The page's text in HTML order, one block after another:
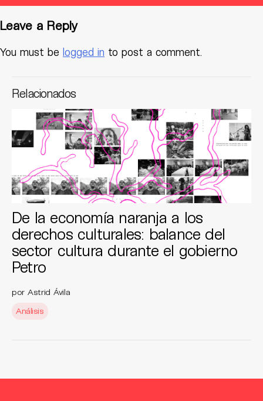
Leave a Reply
You must be logged in to post a comment.
Relacionados
De la economía naranja a los
derechos culturales: balance del
sector cultura durante el gobierno
Petro
por Astrid Ávila
Análisis